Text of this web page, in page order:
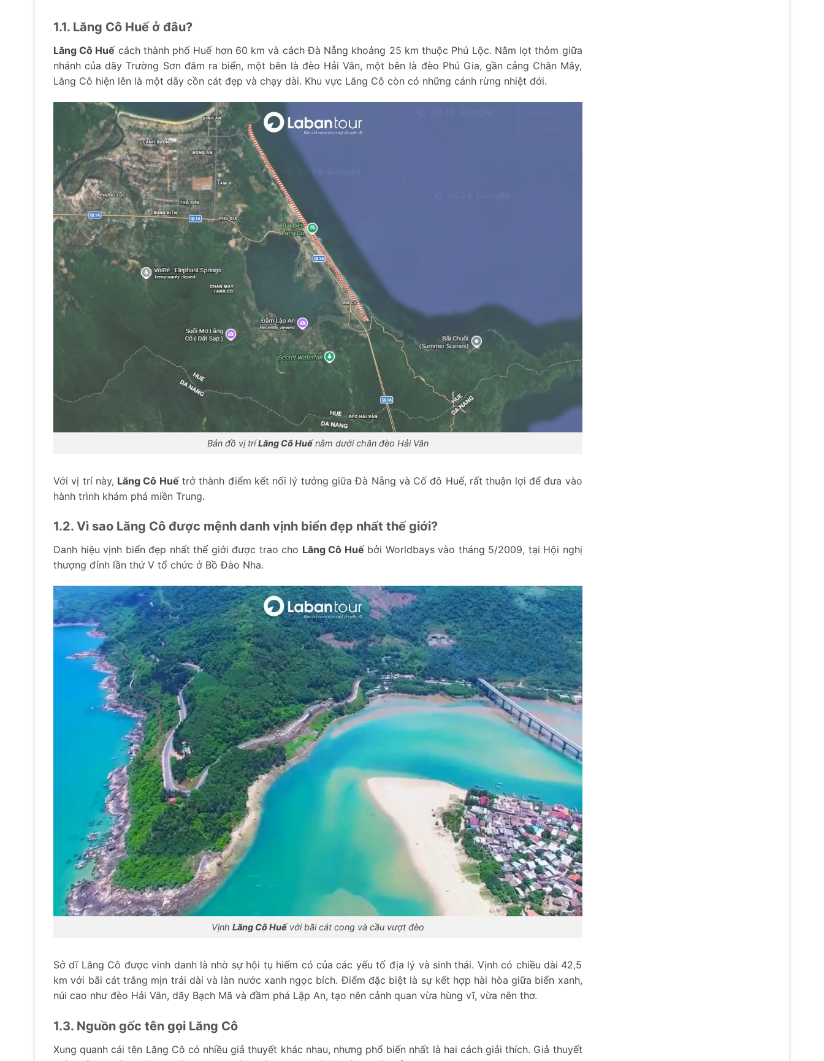
1.1. Lăng Cô Huế ở đâu?
Lăng Cô Huế cách thành phố Huế hơn 60 km và cách Đà Nẵng khoảng 25 km thuộc Phú Lộc. Nằm lọt thỏm giữa
nhánh của dãy Trường Sơn đâm ra biển, một bên là đèo Hải Vân, một bên là đèo Phú Gia, gần cảng Chân Mây,
Lăng Cô hiện lên là một dãy cồn cát đẹp và chạy dài. Khu vực Lăng Cô còn có những cánh rừng nhiệt đới.
Bản đồ vị tríLăng Cô Huếnằm dưới chân đèo Hải Vân
Với vị trí này, Lăng Cô Huếtrở thành điểm kết nối lý tưởng giữa Đà Nẵng và Cố đô Huế, rất thuận lợi để đưa vào
hành trình khám phá miền Trung.
1.2. Vì sao Lăng Cô được mệnh danh vịnh biển đẹp nhất thế giới?
Danh hiệu vịnh biển đẹp nhất thế giới được trao cho Lăng Cô Huếbởi Worldbays vào tháng 5/2009, tại Hội nghị
thượng đỉnh lần thứ V tổ chức ở Bồ Đào Nha.
Vịnh Lăng Cô Huếvới bãi cát cong và cầu vượt đèo
Sở dĩ Lăng Cô được vinh danh là nhờ sự hội tụ hiếm có của các yếu tố địa lý và sinh thái. Vịnh có chiều dài 42,5
km với bãi cát trắng mịn trải dài và làn nước xanh ngọc bích. Điểm đặc biệt là sự kết hợp hài hòa giữa biển xanh,
núi cao như đèo Hải Vân, dãy Bạch Mã và đầm phá Lập An, tạo nên cảnh quan vừa hùng vĩ, vừa nên thơ.
1.3. Nguồn gốc tên gọi Lăng Cô
Xung quanh cái tên Lăng Cô có nhiều giả thuyết khác nhau, nhưng phổ biến nhất là hai cách giải thích. Giả thuyết